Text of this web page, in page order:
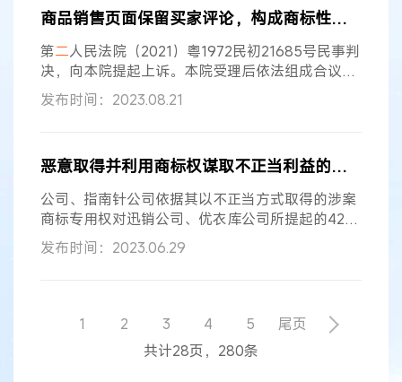
德负担1320元，孔伟清负担7480元。二审法院认
定事实二审诉讼中，各方当事人均未提交新证据。
原审法院查明的事实基本属实，本院
商品销售页面保留买家评论，构成商标性使用案民事
第二人民法院（2021）粤1972民初21685号民事判
决，向本院提起上诉。本院受理后依法组成合议庭
审理了本案，本案现已审理终结。 上诉人欧阳兵兵
诉称 上诉人欧阳兵兵向本院提出上诉请求：1.撤销
歉；2.丛榕公司承担本案一、二审全部诉讼费用。
事实和理由： 一、欧阳兵兵销售案涉产品的行为不
构成侵权及不正当竞争
发布时间：2023.08.21
恶意取得并利用商标权谋取不正当利益的行为不受法律保护案
公司、指南针公司依据其以不正当方式取得的涉案
商标专用权对迅销公司、优衣库公司所提起的42起
商标侵权诉讼具有明显的主观恶意，认定正确，
审法院予以维持。二、在加强知识产权司法保护的
诉讼，规范知识产权诉讼秩序，营造诚实守信的良
好营商环境。本案中，指南针公司、中唯公司提起
的42起商标侵权诉讼属于恶意诉讼，给迅销公司
发布时间：2023.06.29
1 2 3 4 5
尾页
共计28页，280条